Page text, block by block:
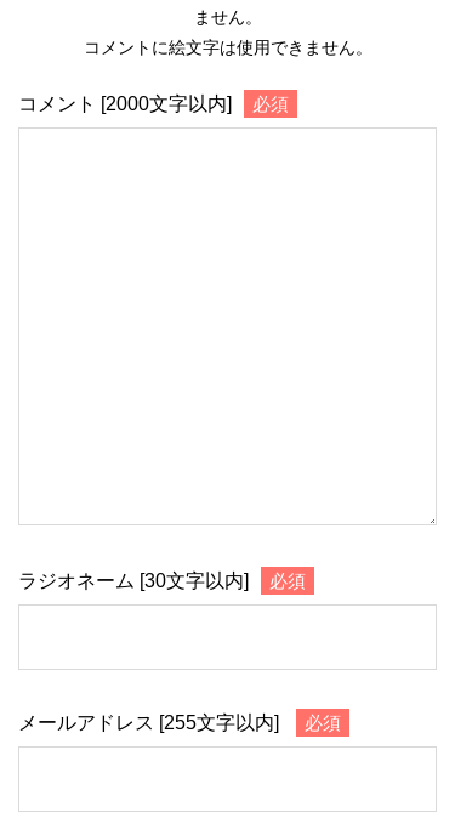
ません。
コメントに絵文字は使用できません。
コメント [2000文字以内] 必須
ラジオネーム [30文字以内] 必須
メールアドレス [255文字以内] 必須